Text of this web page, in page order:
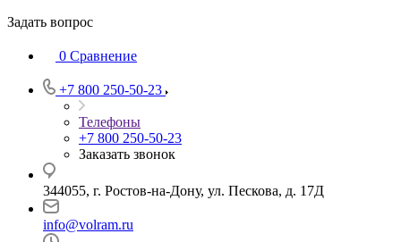
Задать вопрос
0 Сравнение
+7 800 250-50-23
Телефоны
+7 800 250-50-23
Заказать звонок
344055, г. Ростов-на-Дону, ул. Пескова, д. 17Д
info@volram.ru